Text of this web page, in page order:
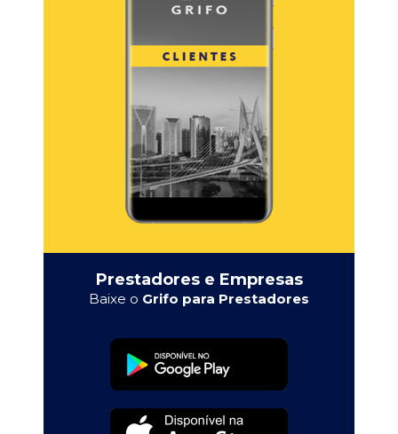
Prestadores e Empresas
Baixe o Grifo para Prestadores